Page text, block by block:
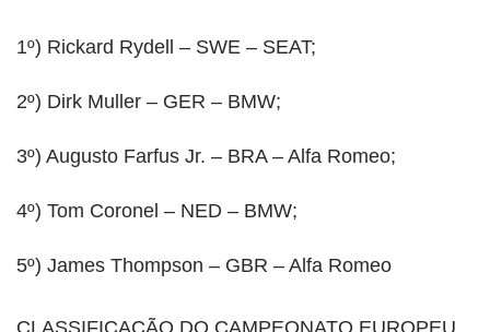
1º) Rickard Rydell – SWE – SEAT;
2º) Dirk Muller – GER – BMW;
3º) Augusto Farfus Jr. – BRA – Alfa Romeo;
4º) Tom Coronel – NED – BMW;
5º) James Thompson – GBR – Alfa Romeo
CLASSIFICAÇÃO DO CAMPEONATO EUROPEU